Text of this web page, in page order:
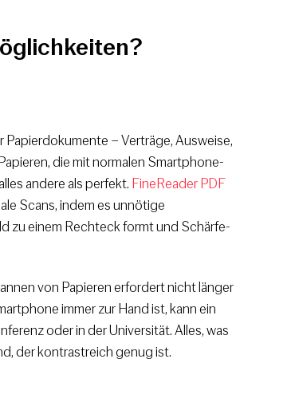
– Verträge, Ausweise,
die mit normalen Smartphone-
andere als perfekt. FineReader PDF
Scans, indem es unnötige
zu einem Rechteck formt und Schärfe-
von Papieren erfordert nicht länger
immer zur Hand ist, kann ein
oder in der Universität. Alles, was
der kontrastreich genug ist.